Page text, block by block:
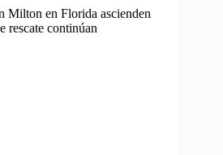
Milton en Florida ascienden
rescate continúan